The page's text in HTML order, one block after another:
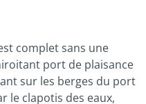
complet sans une
port de plaisance
sur les berges du port
le clapotis des eaux,